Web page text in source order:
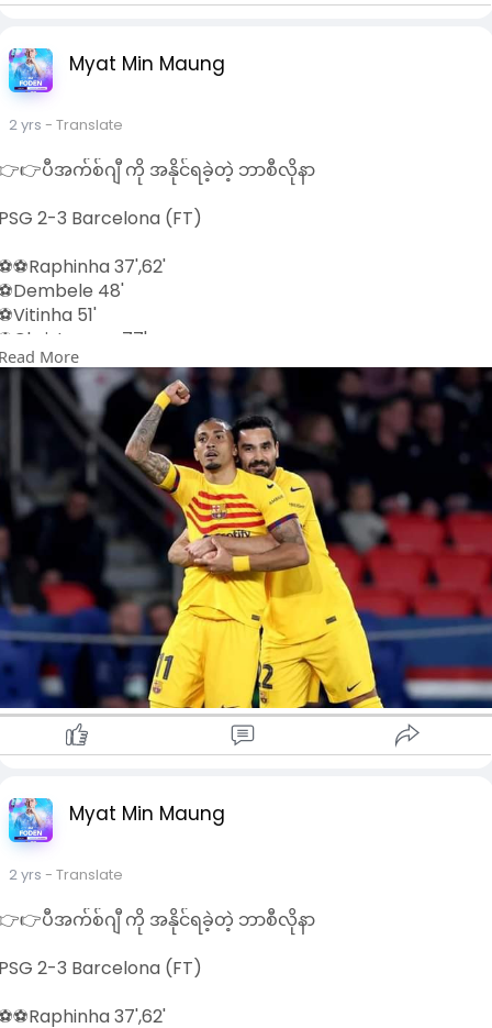
Myat Min Maung
2 yrs - Translate
ပီအက်စ်ဂျီ ကို အနိုင်ရခဲ့တဲ့ ဘာစီလိုနာ
2-3 Barcelona (FT)
37',62'
48'
51'
77'
Photo
More
Myat Min Maung
2 yrs - Translate
ပီအက်စ်ဂျီ ကို အနိုင်ရခဲ့တဲ့ ဘာစီလိုနာ
2-3 Barcelona (FT)
37',62'